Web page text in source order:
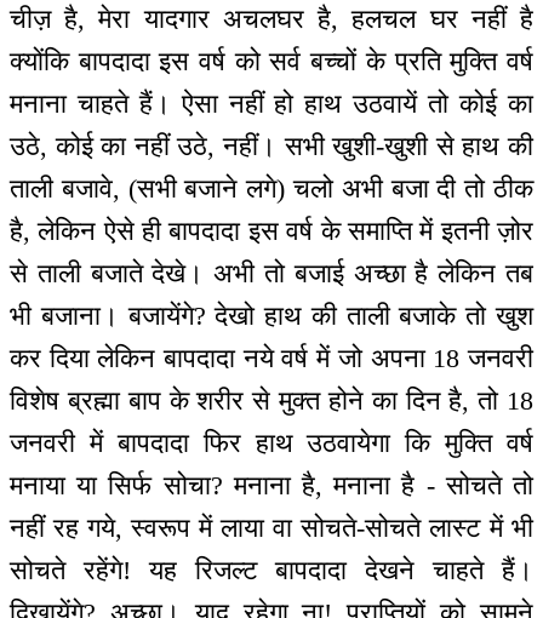
चीज़ है, मेरा यादगार अचलघर है, हलचल घर नहीं है
क्योंकि बापदादा इस वर्ष को सर्व बच्चों के प्रति मुक्ति वर्ष
मनाना चाहते हैं। ऐसा नहीं हो हाथ उठवायें तो कोई का
उठे, कोई का नहीं उठे, नहीं। सभी खुशी-खुशी से हाथ की
ताली बजावे, (सभी बजाने लगे) चलो अभी बजा दी तो ठीक
है, लेकिन ऐसे ही बापदादा इस वर्ष के समाप्ति में इतनी ज़ोर
से ताली बजाते देखे। अभी तो बजाई अच्छा है लेकिन तब
भी बजाना। बजायेंगे? देखो हाथ की ताली बजाके तो खुश
कर दिया लेकिन बापदादा नये वर्ष में जो अपना 18 जनवरी
विशेष ब्रह्मा बाप के शरीर से मुक्त होने का दिन है, तो 18
जनवरी में बापदादा फिर हाथ उठवायेगा कि मुक्ति वर्ष
मनाया या सिर्फ सोचा? मनाना है, मनाना है - सोचते तो
नहीं रह गये, स्वरूप में लाया वा सोचते-सोचते लास्ट में भी
सोचते रहेंगे! यह रिजल्ट बापदादा देखने चाहते हैं।